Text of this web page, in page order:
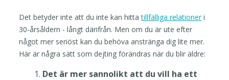
Det betyder inte att du inte kan hittatillfälliga relationeri
30-årsåldern - långt därifrån. Men om du är ute efter
något mer seriöst kan du behöva anstränga dig lite mer.
Här är några sätt som dejting förändras när du blir äldre:
Det är mer sannolikt att du vill ha ett